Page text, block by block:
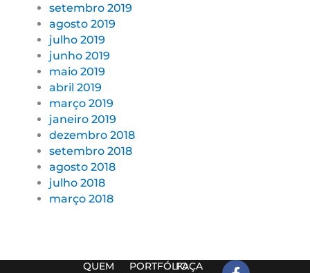
setembro 2019
agosto 2019
julho 2019
junho 2019
maio 2019
abril 2019
março 2019
janeiro 2019
dezembro 2018
setembro 2018
agosto 2018
julho 2018
março 2018
QUEM
PORTFÓLIOFAÇA
F
T
L
I
I